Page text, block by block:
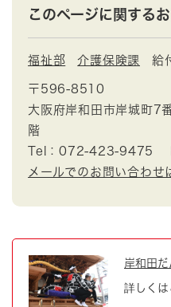
このページに関する
福祉部 介護保険課 給
〒596-8510
大阪府岸和田市岸城町7
階
Tel：072-423-9475
メールでのお問い合わせ
岸和田
詳しくは